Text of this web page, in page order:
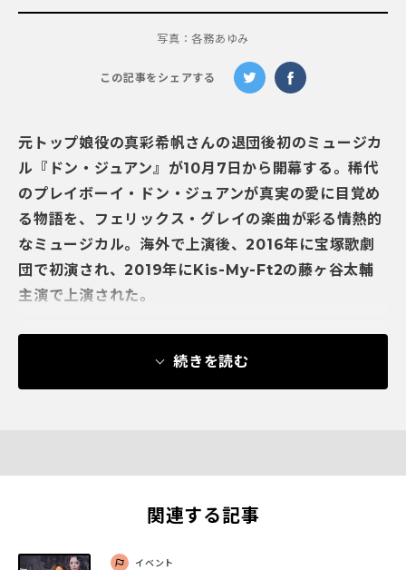
写真：各務あゆみ
この記事をシェアする
元トップ娘役の真彩希帆さんの退団後初のミュージカ
ル『ドン・ジュアン』が10月7日から開幕する。稀代
のプレイボーイ・ドン・ジュアンが真実の愛に目覚め
る物語を、フェリックス・グレイの楽曲が彩る情熱的
なミュージカル。海外で上演後、2016年に宝塚歌劇
団で初演され、2019年にKis-My-Ft2の藤ヶ谷太輔
主演で上演された。
続きを読む
関連する記事
イベント